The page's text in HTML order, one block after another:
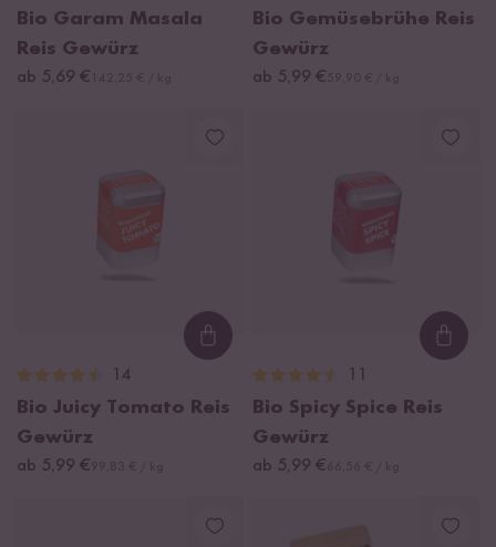
Bio Garam Masala
Reis Gewürz
ab 5,69 €
Bio Gemüsebrühe Reis
Gewürz
ab 5,99 €
Loading...
14
Bio Juicy Tomato Reis
Gewürz
ab 5,99 €
Bio Spicy Spice Reis
Gewürz
ab 5,99 €